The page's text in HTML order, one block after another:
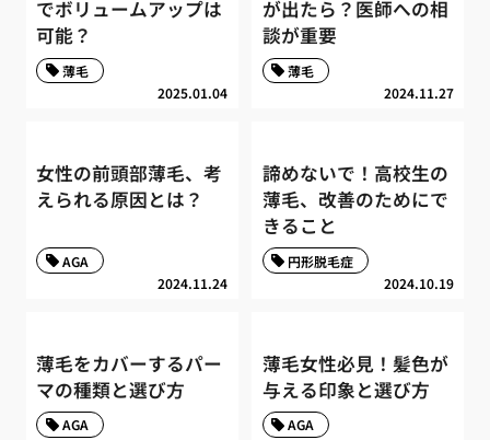
でボリュームアップは
可能？
2025.01.04
薄毛
が出たら？医師への相
談が重要
2024.11.27
薄毛
女性の前頭部薄毛、考
えられる原因とは？
2024.11.24
AGA
諦めないで！高校生の
薄毛、改善のためにで
きること
2024.10.19
円形脱毛症
薄毛をカバーするパー
マの種類と選び方
AGA
薄毛女性必見！髪色が
与える印象と選び方
AGA